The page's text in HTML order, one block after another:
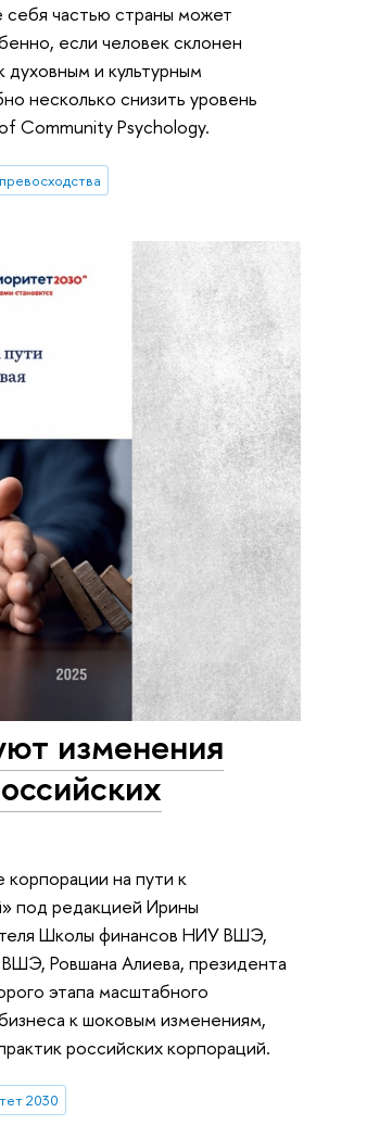
частью страны может
если человек склонен
и культурным
несколько снизить уровень
Community Psychology.
изменения
на пути к
под редакцией Ирины
Школы финансов НИУ ВШЭ,
Ровшана Алиева, президента
этапа масштабного
к шоковым изменениям,
российских корпораций.
2030